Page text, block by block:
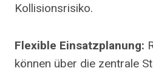
Kollisionsrisiko.
Flexible Einsatzplanung:
können über die zentrale